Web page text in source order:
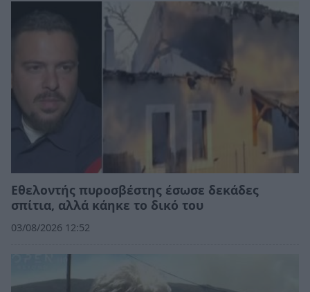
Εθελοντής πυροσβέστης έσωσε δεκάδες
σπίτια, αλλά κάηκε το δικό του
03/08/2026 12:52